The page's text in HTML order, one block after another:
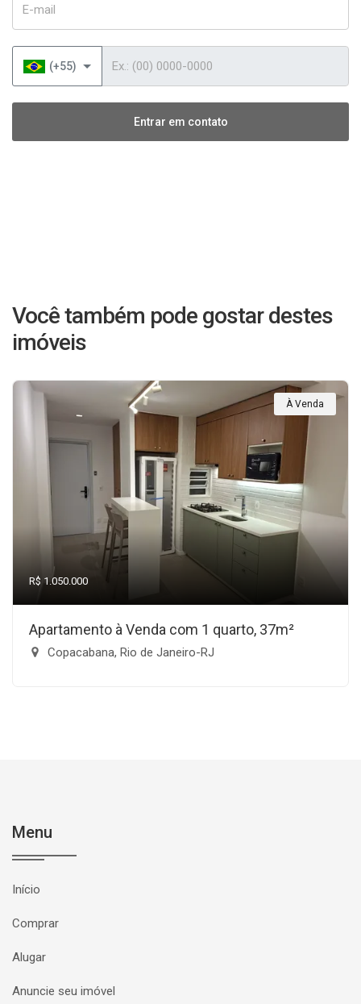
(+55)
Entrar em contato
Você também pode gostar destes
imóveis
À Venda
R$ 1.050.000
Apartamento à Venda com 1 quarto, 37m²
Copacabana, Rio de Janeiro-RJ
Menu
Início
Comprar
Alugar
Anuncie seu imóvel